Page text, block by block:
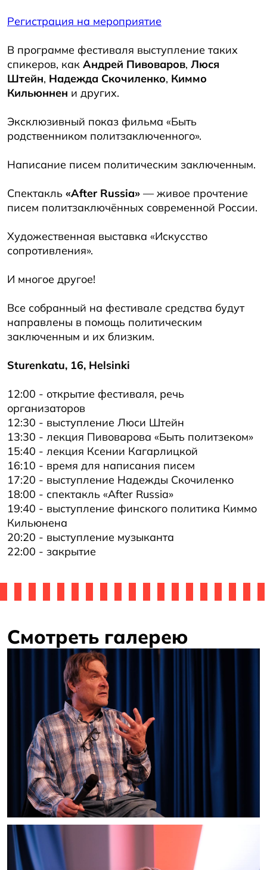
Регистрация на мероприятие
В программе фестиваля выступление таких
спикеров, как Андрей Пивоваров, Люся
Штейн, Надежда Скочиленко, Киммо
Кильюннен и других.
Эксклюзивный показ фильма «Быть
родственником политзаключенного».
Написание писем политическим заключенным.
Спектакль «After Russia» — живое прочтение
писем политзаключённых современной России.
Художественная выставка «Искусство
сопротивления».
И многое другое!
Все собранный на фестивале средства будут
направлены в помощь политическим
заключенным и их близким.
Sturenkatu, 16, Helsinki
12:00 - открытие фестиваля, речь
организаторов
12:30 - выступление Люси Штейн
13:30 - лекция Пивоварова «Быть политзеком»
15:40 - лекция Ксении Кагарлицкой
16:10 - время для написания писем
17:20 - выступление Надежды Скочиленко
18:00 - спектакль «After Russia»
19:40 - выступление финского политика Киммо
Кильюнена
20:20 - выступление музыканта
22:00 - закрытие
Смотреть галерею